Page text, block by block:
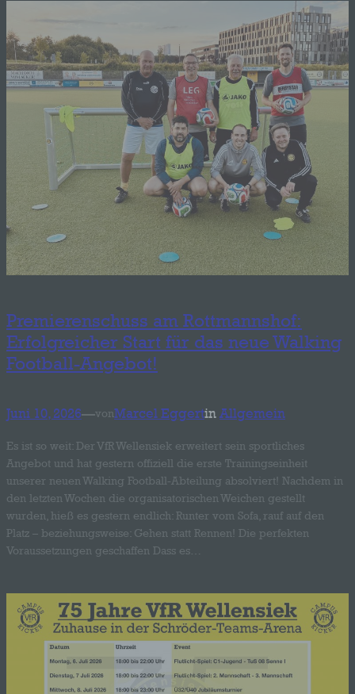
Premierenschuss am Rottmannshof:
Erfolgreicher Start für das neue Walking
Football-Angebot!
Juni 10, 2026—vonMarcel Eggertin Allgemein
Es ist so weit: Der VfR Wellensiek erweitert sein sportliches
Angebot und hat gestern offiziell die erste Trainingseinheit
unserer neuen Walking Football-Abteilung absolviert! Nachdem in
den letzten Wochen die organisatorischen Weichen gestellt
wurden, hieß es gestern endlich: Runter vom Sofa, rauf auf den
Platz – beziehungsweise: Gehen statt Rennen! Die perfekten
Voraussetzungen geschaffen Dass es…